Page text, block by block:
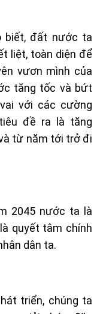
biết, đất nước ta
liệt, toàn diện để
vươn mình của
tăng tốc và bứt
với các cường
đề ra là tăng
từ năm tới trở đi
2045 nước ta là
quyết tâm chính
dân ta.
triển, chúng ta